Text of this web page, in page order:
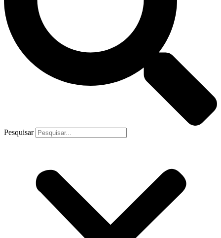
Pesquisar